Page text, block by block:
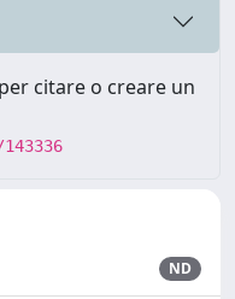
citare o creare un
ND